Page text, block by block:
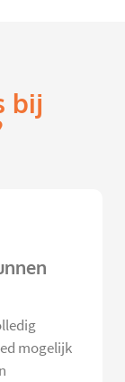
bij
mogelijk